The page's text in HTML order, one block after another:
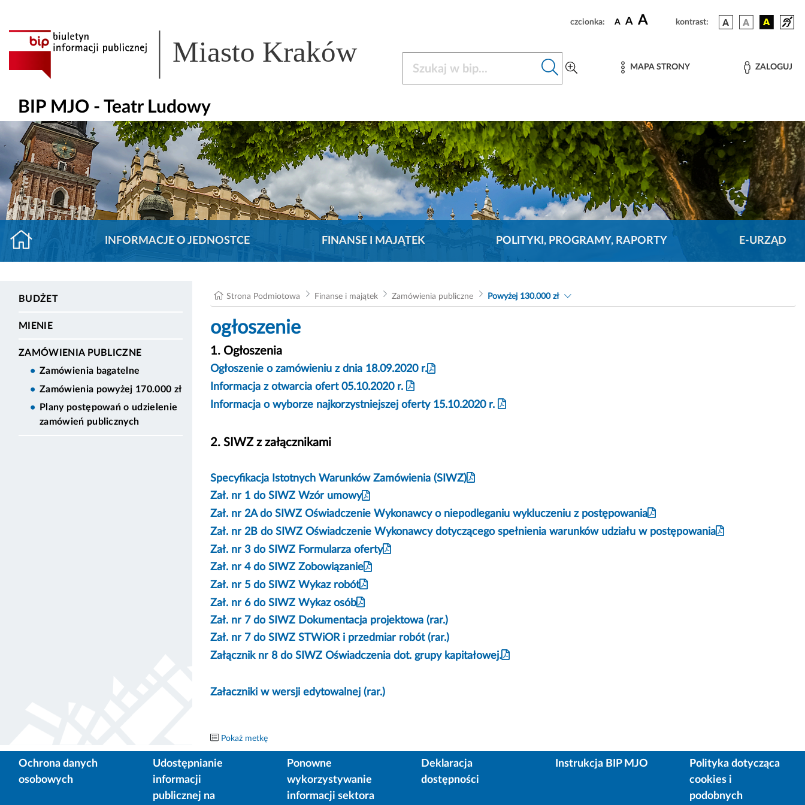
czcionka: A A A kontrast:
Miasto Kraków MAPA STRONY ZALOGUJ
BIP MJO - Teatr Ludowy
INFORMACJE O JEDNOSTCE FINANSE I MAJĄTEK POLITYKI, PROGRAMY, RAPORTY E-URZĄD
BUDŻET
MIENIE
ZAMÓWIENIA PUBLICZNE
Zamówienia bagatelne
Zamówienia powyżej 170.000 zł
Plany postępowań o udzielenie
zamówień publicznych
Strona Podmiotowa Finanse i majątek Zamówienia publiczne Powyżej 130.000 zł
ogłoszenie
1. Ogłoszenia
Ogłoszenie o zamówieniu z dnia 18.09.2020 r.
Informacja z otwarcia ofert 05.10.2020 r.
Informacja o wyborze najkorzystniejszej oferty 15.10.2020 r.
2. SIWZ z załącznikami
Specyfikacja Istotnych Warunków Zamówienia (SIWZ)
Zał. nr 1 do SIWZ Wzór umowy
Zał. nr 2A do SIWZ Oświadczenie Wykonawcy o niepodleganiu wykluczeniu z postępowania
Zał. nr 2B do SIWZ Oświadczenie Wykonawcy dotyczącego spełnienia warunków udziału w postępowania
Zał. nr 3 do SIWZ Formularza oferty
Zał. nr 4 do SIWZ Zobowiązanie
Zał. nr 5 do SIWZ Wykaz robót
Zał. nr 6 do SIWZ Wykaz osób
Zał. nr 7 do SIWZ Dokumentacja projektowa (rar.)
Zał. nr 7 do SIWZ STWiOR i przedmiar robót (rar.)
Załącznik nr 8 do SIWZ Oświadczenia dot. grupy kapitałowej.
Załaczniki w wersji edytowalnej (rar.)
Pokaż metkę
Ochrona danych
osobowych
Udostępnianie
informacji
publicznej na
Ponowne
wykorzystywanie
informacji sektora
Deklaracja
dostępności
Instrukcja BIP MJO
Polityka dotycząca
cookies i
podobnych